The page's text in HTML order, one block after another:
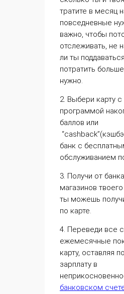
тратите в месяц
повседневные
важно, чтобы
отслеживать, не
ли ты
потратить
нужно.
2. Выбери карту с
программой
баллов или
банк с
обслуживанием
3. Получи от
магазинов
ты можешь
по карте.
4. Переведи все
ежемесячные
карту, оставляя
зарплату в
банковском